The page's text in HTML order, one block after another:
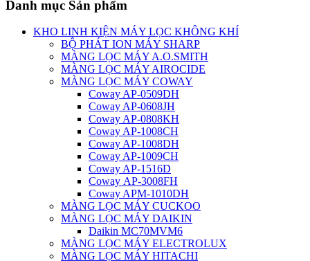
Danh mục Sản phẩm
KHO LINH KIỆN MÁY LỌC KHÔNG KHÍ
BỘ PHÁT ION MÁY SHARP
MÀNG LỌC MÁY A.O.SMITH
MÀNG LỌC MÁY AIROCIDE
MÀNG LỌC MÁY COWAY
Coway AP-0509DH
Coway AP-0608JH
Coway AP-0808KH
Coway AP-1008CH
Coway AP-1008DH
Coway AP-1009CH
Coway AP-1516D
Coway AP-3008FH
Coway APM-1010DH
MÀNG LỌC MÁY CUCKOO
MÀNG LỌC MÁY DAIKIN
Daikin MC70MVM6
MÀNG LỌC MÁY ELECTROLUX
MÀNG LỌC MÁY HITACHI